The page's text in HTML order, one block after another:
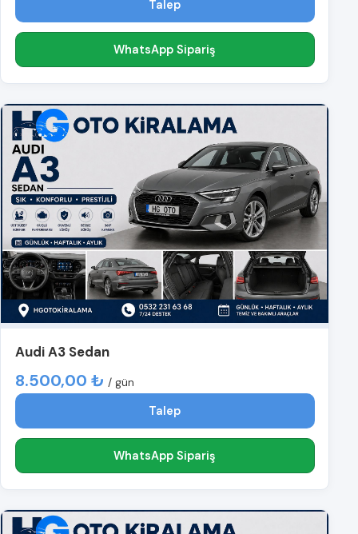
Talep
WhatsApp Sipariş
Audi A3 Sedan
8.500,00 ₺ / gün
Talep
WhatsApp Sipariş